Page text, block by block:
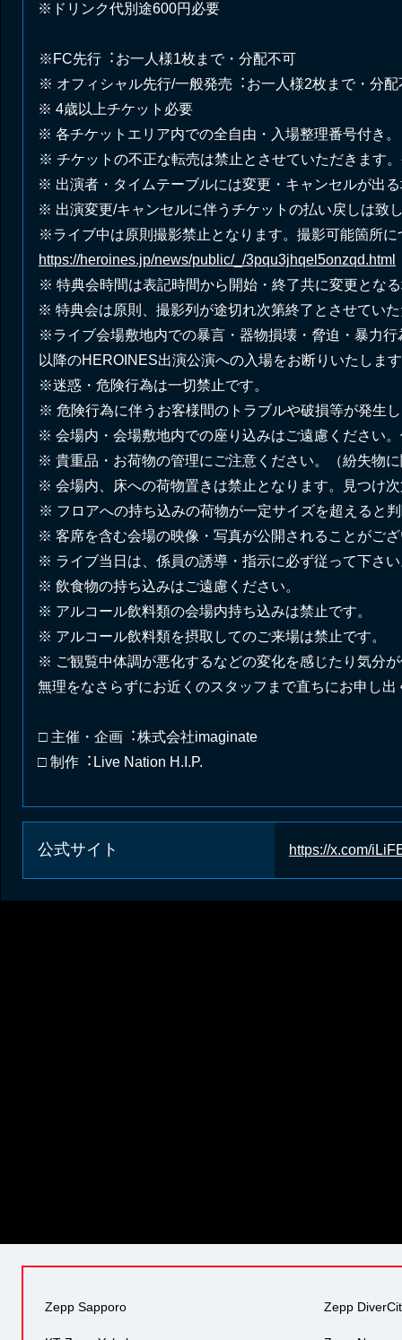
※ドリンク代別途600円必要
※FC先⾏︓お⼀⼈様1枚まで・分配不可
※ オフィシャル先⾏/⼀般発売︓お⼀⼈様2枚まで・分配
※ 4歳以上チケット必要
※ 各チケットエリア内での全⾃由・⼊場整理番号付き。
※ チケットの不正な転売は禁⽌とさせていただきます
※ 出演者・タイムテーブルには変更・キャンセルが出
※ 出演変更/キャンセルに伴うチケットの払い戻しは致
※ライブ中は原則撮影禁⽌となります。撮影可能箇所
https://heroines.jp/news/public/_/3pqu3jhqel5onzqd.html
※ 特典会時間は表記時間から開始・終了共に変更とな
※ 特典会は原則、撮影列が途切れ次第終了とさせてい
※ライブ会場敷地内での暴⾔・器物損壊・脅迫・暴⼒
以降のHEROINES出演公演への⼊場をお断りいたしま
※迷惑・危険⾏為は⼀切禁⽌です。
※ 危険⾏為に伴うお客様間のトラブルや破損等が発⽣
※ 会場内・会場敷地内での座り込みはご遠慮ください
※ 貴重品・お荷物の管理にご注意ください。（紛失物
※ 会場内、床への荷物置きは禁⽌となります。⾒つけ
※ フロアへの持ち込みの荷物が⼀定サイズを超えると
※ 客席を含む会場の映像・写真が公開されることがご
※ ライブ当⽇は、係員の誘導・指⽰に必ず従って下さ
※ 飲⾷物の持ち込みはご遠慮ください。
※ アルコール飲料類の会場内持ち込みは禁⽌です。
※ アルコール飲料類を摂取してのご来場は禁⽌です。
※ ご観覧中体調が悪化するなどの変化を感じたり気分
無理をなさらずにお近くのスタッフまで直ちにお申し出
□ 主催・企画︓株式会社imaginate
□ 制作︓Live Nation H.I.P.
公式サイト https://x.com/
Zepp Sapporo Zepp